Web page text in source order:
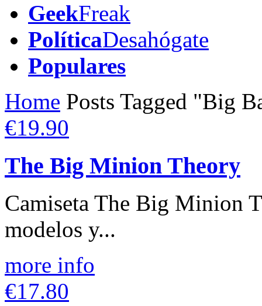
GeekFreak
PolíticaDesahógate
Populares
Home Posts Tagged "Big
€19.90
The Big Minion Theory
Camiseta The Big Minion
modelos y...
more info
€17.80